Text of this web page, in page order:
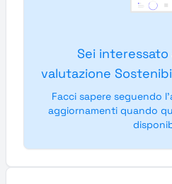
Sei
valutazione
Facci sapere seguendo
aggiornamenti quando